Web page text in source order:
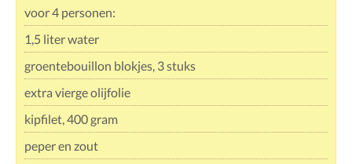
voor 4 personen:
1,5 liter water
groentebouillon blokjes, 3 stuks
extra vierge olijfolie
kipfilet, 400 gram
peper en zout